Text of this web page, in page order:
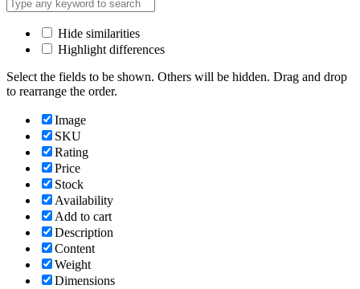
Hide similarities
Highlight differences
Select the fields to be shown. Others will be hidden. Drag and drop
to rearrange the order.
Image
SKU
Rating
Price
Stock
Availability
Add to cart
Description
Content
Weight
Dimensions